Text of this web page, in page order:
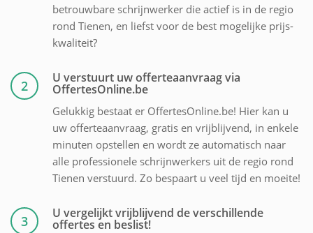
betrouwbare schrijnwerker die actief is in de regio
rond Tienen, en liefst voor de best mogelijke prijs-
kwaliteit?
2 U verstuurt uw offerteaanvraag via
OffertesOnline.be
Gelukkig bestaat er OffertesOnline.be! Hier kan u
uw offerteaanvraag, gratis en vrijblijvend, in enkele
minuten opstellen en wordt ze automatisch naar
alle professionele schrijnwerkers uit de regio rond
Tienen verstuurd. Zo bespaart u veel tijd en moeite!
3 U vergelijkt vrijblijvend de verschillende
offertes en beslist!